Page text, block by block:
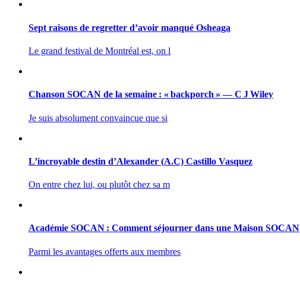
Sept raisons de regretter d’avoir manqué Osheaga
Le grand festival de Montréal est, on l
Chanson SOCAN de la semaine : « backporch » — C J Wiley
Je suis absolument convaincue que si
L’incroyable destin d’Alexander (A.C) Castillo Vasquez
On entre chez lui, ou plutôt chez sa m
Académie SOCAN : Comment séjourner dans une Maison SOCAN
Parmi les avantages offerts aux membres